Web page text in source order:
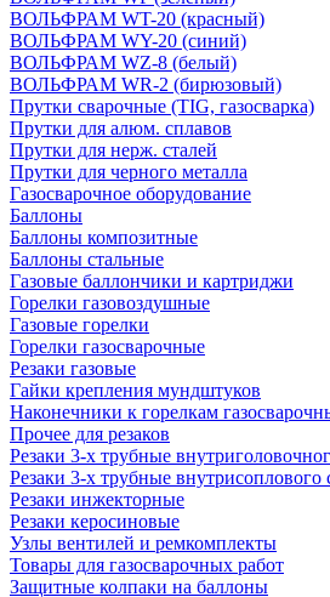
ВОЛЬФРАМ WT-20 (красный)
ВОЛЬФРАМ WY-20 (синий)
ВОЛЬФРАМ WZ-8 (белый)
ВОЛЬФРАМ WR-2 (бирюзовый)
Прутки сварочные (TIG, газосварка)
Прутки для алюм. сплавов
Прутки для нерж. сталей
Прутки для черного металла
Газосварочное оборудование
Баллоны
Баллоны композитные
Баллоны стальные
Газовые баллончики и картриджи
Горелки газовоздушные
Газовые горелки
Горелки газосварочные
Резаки газовые
Гайки крепления мундштуков
Наконечники к горелкам
Прочее для резаков
Резаки 3-х трубные
Резаки 3-х трубные
Резаки инжекторные
Резаки керосиновые
Узлы вентилей и ремкомплекты
Товары для газосварочных работ
Защитные колпаки на баллоны